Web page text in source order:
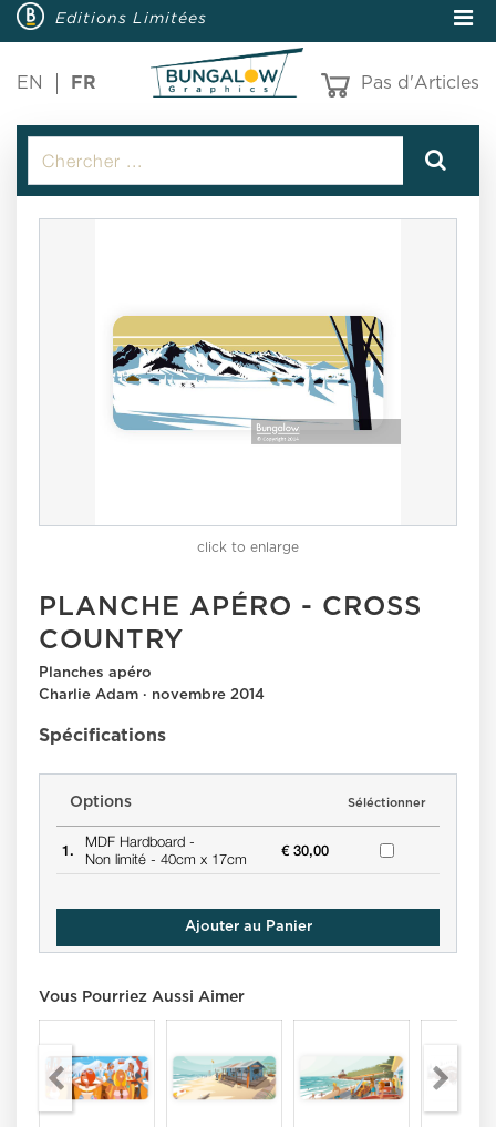
Editions Limitées
EN FR Pas d'Articles
click to enlarge
PLANCHE APÉRO - CROSS
COUNTRY
Planches apéro
Charlie Adam · novembre 2014
Spécifications
Options Séléctionner
1.
MDF Hardboard -
Non limité - 40cm x 17cm € 30,00
Ajouter au Panier
Vous Pourriez Aussi Aimer